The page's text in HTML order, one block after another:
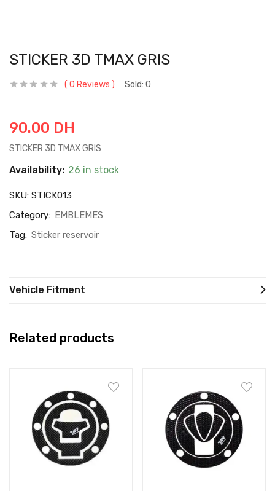
STICKER 3D TMAX GRIS
0 Reviews Sold: 0
90.00 DH
STICKER 3D TMAX GRIS
Availability: 26 in stock
SKU: STICK013
Category: EMBLEMES
Tag: Sticker reservoir
Vehicle Fitment
Related products